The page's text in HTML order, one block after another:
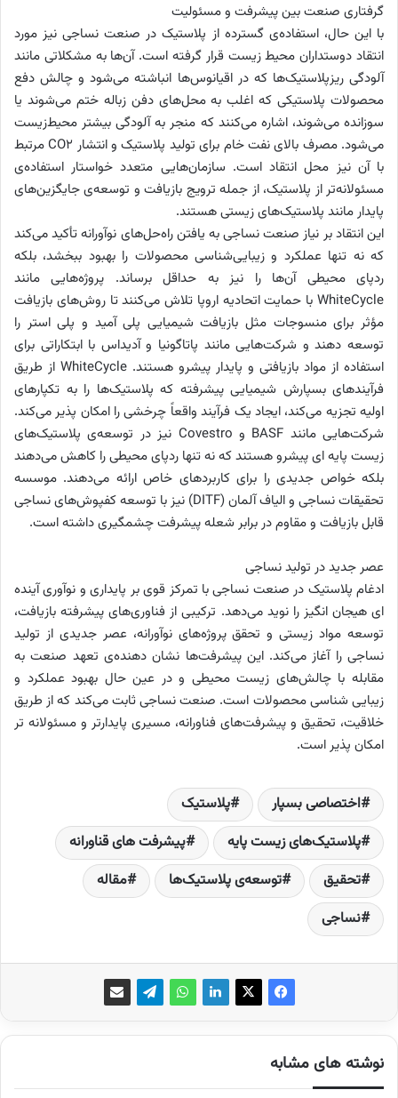
گرفتاری صنعت بین پیشرفت و مسئولیت
با این حال، استفاده‌ی گسترده از پلاستیک در صنعت نساجی نیز مورد
انتقاد دوستداران محیط زیست قرار گرفته است. آن‌ها به مشکلاتی مانند
آلودگی ریزپلاستیک‌ها که در اقیانوس‌ها انباشته می‌شود و چالش دفع
محصولات پلاستیکی که اغلب به محل‌های دفن زباله ختم می‌شوند یا
سوزانده می‌شوند، اشاره می‌کنند که منجر به آلودگی بیشتر محیط‌زیست
می‌شود. مصرف بالای نفت خام برای تولید پلاستیک و انتشار CO2 مرتبط
با آن نیز محل انتقاد است. سازمان‌هایی متعدد خواستار استفاده‌ی
مسئولانه‌تر از پلاستیک، از جمله ترویج بازیافت و توسعه‌ی جایگزین‌های
پایدار مانند پلاستیک‌های زیستی هستند.
این انتقاد بر نیاز صنعت نساجی به یافتن راه‌حل‌های نوآورانه تأکید می‌کند
که نه تنها عملکرد و زیبایی‌شناسی محصولات را بهبود ببخشد، بلکه
ردپای محیطی آن‌ها را نیز به حداقل برساند. پروژه‌هایی مانند
WhiteCycle با حمایت اتحادیه اروپا تلاش می‌کنند تا روش‌های بازیافت
مؤثر برای منسوجات مثل بازیافت شیمیایی پلی آمید و پلی استر را
توسعه دهند و شرکت‌هایی مانند پاتاگونیا و آدیداس با ابتکاراتی برای
استفاده از مواد بازیافتی و پایدار پیشرو هستند. WhiteCycle از طریق
فرآیندهای بسپارش شیمیایی پیشرفته که پلاستیک‌ها را به تکپارهای
اولیه تجزیه می‌کند، ایجاد یک فرآیند واقعاً چرخشی را امکان پذیر می‌کند.
شرکت‌هایی مانند BASF و Covestro نیز در توسعه‌ی پلاستیک‌های
زیست پایه ای پیشرو هستند که نه تنها ردپای محیطی را کاهش می‌دهند
بلکه خواص جدیدی را برای کاربردهای خاص ارائه می‌دهند. موسسه
تحقیقات نساجی و الیاف آلمان (DITF) نیز با توسعه کفپوش‌های نساجی
قابل بازیافت و مقاوم در برابر شعله پیشرفت چشمگیری داشته است.
عصر جدید در تولید نساجی
ادغام پلاستیک در صنعت نساجی با تمرکز قوی بر پایداری و نوآوری آینده
ای هیجان انگیز را نوید می‌دهد. ترکیبی از فناوری‌های پیشرفته بازیافت،
توسعه مواد زیستی و تحقق پروژه‌های نوآورانه، عصر جدیدی از تولید
نساجی را آغاز می‌کند. این پیشرفت‌ها نشان دهنده‌ی تعهد صنعت به
مقابله با چالش‌های زیست محیطی و در عین حال بهبود عملکرد و
زیبایی شناسی محصولات است. صنعت نساجی ثابت می‌کند که از طریق
خلاقیت، تحقیق و پیشرفت‌های فناورانه، مسیری پایدارتر و مسئولانه تر
امکان پذیر است.
اختصاصی بسپار
پلاستیک
پلاستیک‌های زیست پایه
پیشرفت های قناورانه
تحقیق
توسعه‌ی پلاستیک‌ها
مقاله
نساجی
نوشته های مشابه